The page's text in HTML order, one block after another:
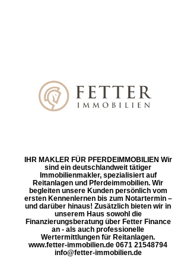
IHR MAKLER FÜR PFERDEIMMOBILIEN Wir
sind ein deutschlandweit tätiger
Immobilienmakler, spezialisiert auf
Reitanlagen und Pferdeimmobilien. Wir
begleiten unsere Kunden persönlich vom
ersten Kennenlernen bis zum Notartermin –
und darüber hinaus! Zusätzlich bieten wir in
unserem Haus sowohl die
Finanzierungsberatung über Fetter Finance
an - als auch professionelle
Wertermittlungen für Reitanlagen.
www.fetter-immobilien.de 0671 21548794
info@fetter-immobilien.de